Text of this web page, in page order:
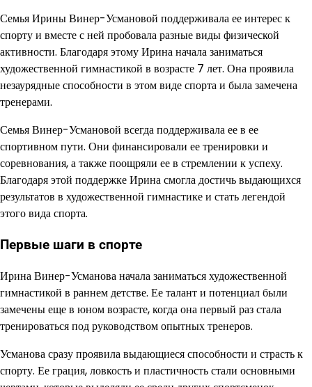
Семья Ирины Винер-Усмановой поддерживала ее интерес к
спорту и вместе с ней пробовала разные виды физической
активности. Благодаря этому Ирина начала заниматься
художественной гимнастикой в возрасте 7 лет. Она проявила
незаурядные способности в этом виде спорта и была замечена
тренерами.
Семья Винер-Усмановой всегда поддерживала ее в ее
спортивном пути. Они финансировали ее тренировки и
соревнования, а также поощряли ее в стремлении к успеху.
Благодаря этой поддержке Ирина смогла достичь выдающихся
результатов в художественной гимнастике и стать легендой
этого вида спорта.
Первые шаги в спорте
Ирина Винер-Усманова начала заниматься художественной
гимнастикой в раннем детстве. Ее талант и потенциал были
замечены еще в юном возрасте, когда она первый раз стала
тренироваться под руководством опытных тренеров.
Усманова сразу проявила выдающиеся способности и страсть к
спорту. Ее грация, ловкость и пластичность стали основными